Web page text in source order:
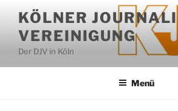
Inhalt
springen
KÖLNER
VEREINIGUNG
Der DJV in Köln
Menü